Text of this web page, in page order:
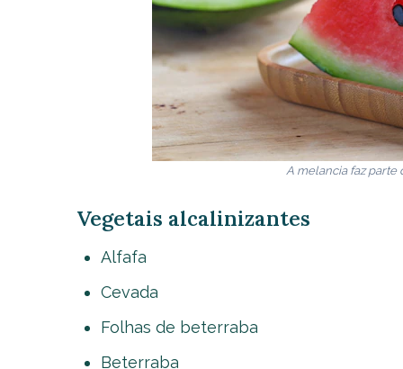
A melancia faz parte
Vegetais alcalinizantes
Alfafa
Cevada
Folhas de beterraba
Beterraba